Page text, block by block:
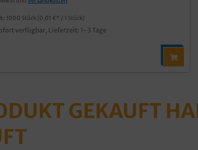
1000 Stück (0,01 €* / 1 Stück)
verfügbar, Lieferzeit: 1-3 Tage
GEKAUFT